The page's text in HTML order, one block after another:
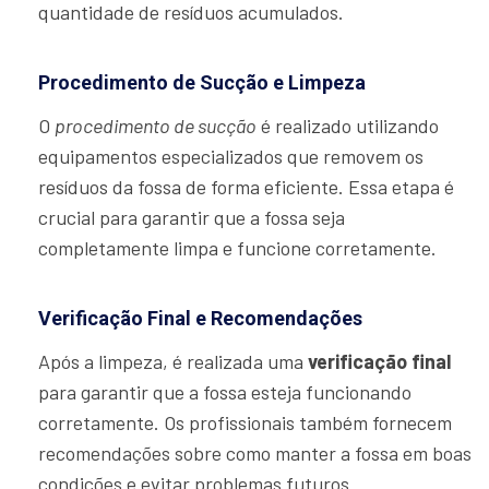
quantidade de resíduos acumulados.
Procedimento de Sucção e Limpeza
O procedimento de sucção é realizado utilizando
equipamentos especializados que removem os
resíduos da fossa de forma eficiente. Essa etapa é
crucial para garantir que a fossa seja
completamente limpa e funcione corretamente.
Verificação Final e Recomendações
Após a limpeza, é realizada uma verificação final
para garantir que a fossa esteja funcionando
corretamente. Os profissionais também fornecem
recomendações sobre como manter a fossa em boas
condições e evitar problemas futuros.